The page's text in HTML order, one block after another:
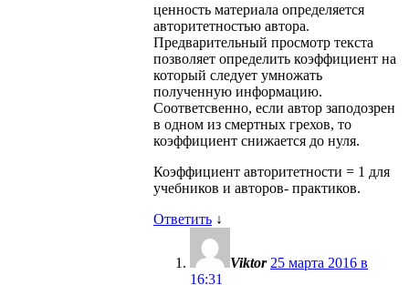
ценность материала определяется
авторитетностью автора.
Предварительный просмотр текста
позволяет определить коэффициент на
который следует умножать
полученную информацию.
Соответсвенно, если автор заподозрен
в одном из смертных грехов, то
коэффициент снижается до нуля.
Коэффициент авторитетности = 1 для
учебников и авторов- практиков.
Ответить ↓
Viktor 25 марта 2016 в
16:31